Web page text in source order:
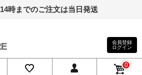
時までのご注文は当日発送
会員登録
ログイン
0